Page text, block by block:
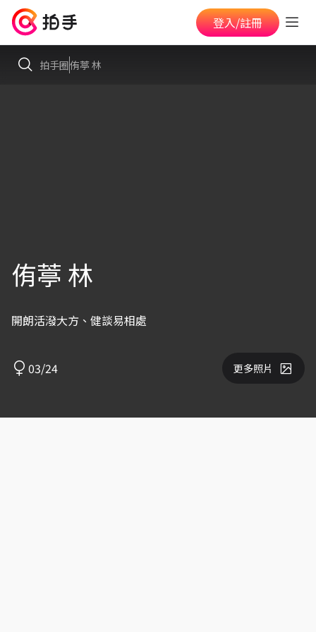
登入/註冊
拍手圈侑葶 林
侑葶 林
開朗活潑大方、健談易相處
03/24 更多照片